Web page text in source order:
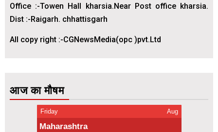
Office :-Towen Hall kharsia.Near Post office kharsia.
Dist :-Raigarh. chhattisgarh
All copy right :-CGNewsMedia(opc )pvt.Ltd
आज का मौषम
Friday Aug
Maharashtra